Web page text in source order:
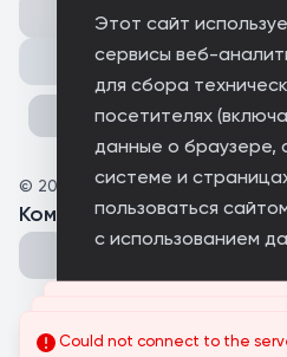
Этот сайт
сервисы веб-
для сбора
посетителях
данные о браузере,
системе и
пользоваться
с использованием
© 2025 правый берег
Комментарии(0 )
Could not connect to the